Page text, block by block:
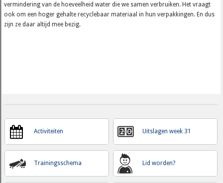
vermindering van de hoeveelheid water die we samen verbruiken. Het vraagt
ook om een hoger gehalte recyclebaar materiaal in hun verpakkingen. En dus
zijn ze daar altijd mee bezig.
Activiteiten
Trainingsschema
Uitslagen week 31
Lid worden?